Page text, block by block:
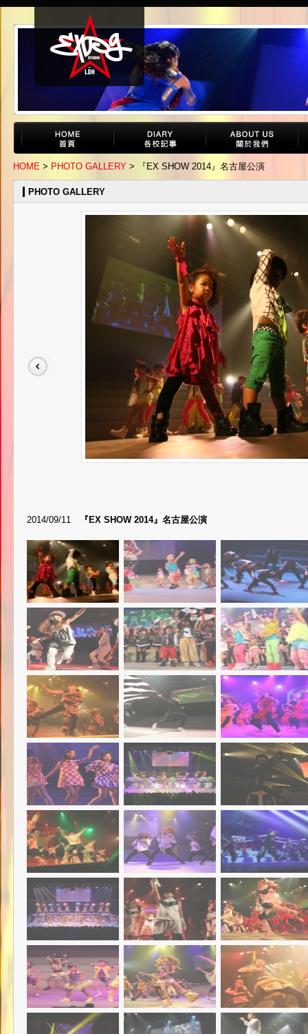
HOME > PHOTO GALLERY > 『EX SHOW 2014』名古屋公演
PHOTO GALLERY
2014/09/11 『EX SHOW 2014』名古屋公演